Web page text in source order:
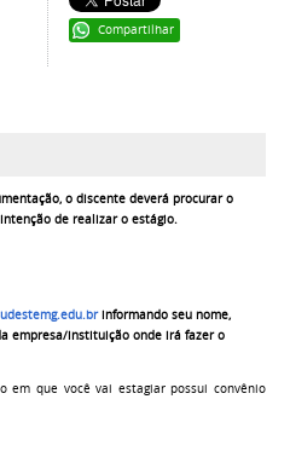
Compartilhar
o discente deverá procurar o
de realizar o estágio.
informando seu nome,
empresa/instituição onde irá fazer o
em que você vai estagiar possui convênio